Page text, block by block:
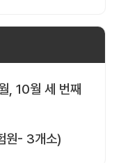
, 10월 세 번째
원- 3개소)